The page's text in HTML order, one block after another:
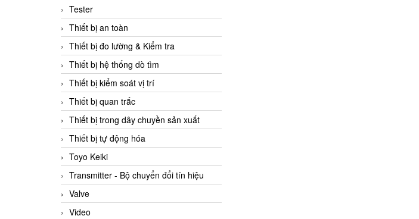
Tester
Thiết bị an toàn
Thiết bị đo lường & Kiểm tra
Thiết bị hệ thống dò tìm
Thiết bị kiểm soát vị trí
Thiết bị quan trắc
Thiết bị trong dây chuyền sản xuất
Thiết bị tự động hóa
Toyo Keiki
Transmitter - Bộ chuyển đổi tín hiệu
Valve
Video